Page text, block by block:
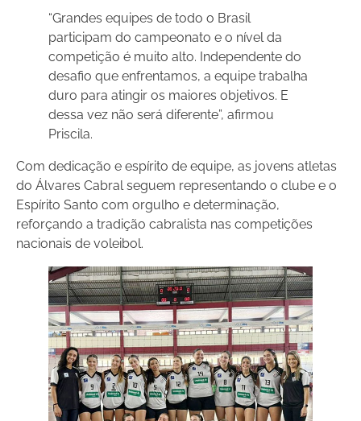
“Grandes equipes de todo o Brasil
participam do campeonato e o nível da
competição é muito alto. Independente do
desafio que enfrentamos, a equipe trabalha
duro para atingir os maiores objetivos. E
dessa vez não será diferente”, afirmou
Priscila.
Com dedicação e espírito de equipe, as jovens atletas
do Álvares Cabral seguem representando o clube e o
Espírito Santo com orgulho e determinação,
reforçando a tradição cabralista nas competições
nacionais de voleibol.